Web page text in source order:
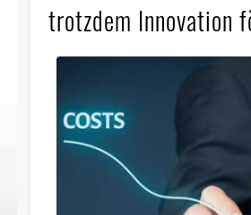
trotzdem Innovation